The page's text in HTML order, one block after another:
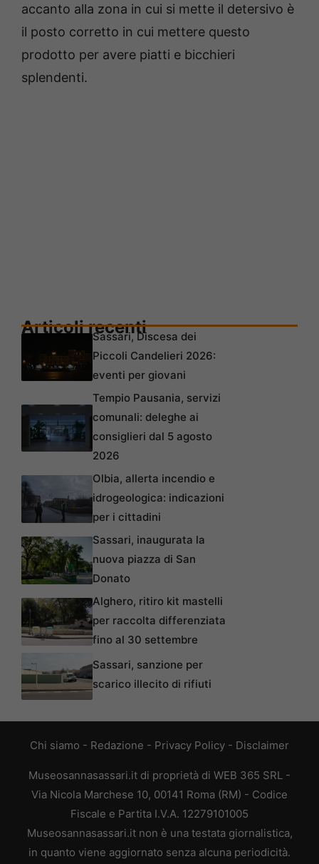
accanto alla zona in cui si mette il detersivo è
il posto corretto in cui mettere questo
prodotto per avere piatti e bicchieri
splendenti.
Articoli recenti
Sassari, Discesa dei
Piccoli Candelieri 2026:
eventi per giovani
Tempio Pausania, servizi
comunali: deleghe ai
consiglieri dal 5 agosto
2026
Olbia, allerta incendio e
idrogeologica: indicazioni
per i cittadini
Sassari, inaugurata la
nuova piazza di San
Donato
Alghero, ritiro kit mastelli
per raccolta differenziata
fino al 30 settembre
Sassari, sanzione per
scarico illecito di rifiuti
Chi siamo - Redazione - Privacy Policy - Disclaimer
Museosannasassari.it di proprietà di WEB 365 SRL -
Via Nicola Marchese 10, 00141 Roma (RM) - Codice
Fiscale e Partita I.V.A. 12279101005
Museosannasassari.it non è una testata giornalistica,
in quanto viene aggiornato senza alcuna periodicità.